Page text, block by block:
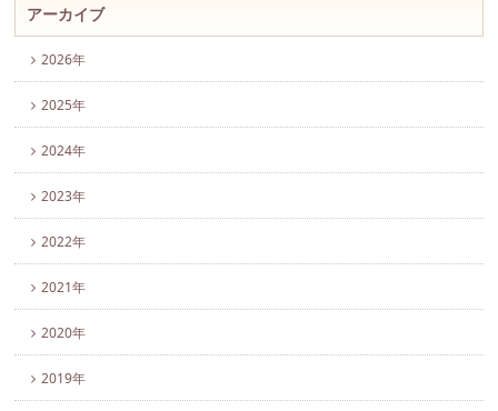
アーカイブ
2026年
2025年
2024年
2023年
2022年
2021年
2020年
2019年